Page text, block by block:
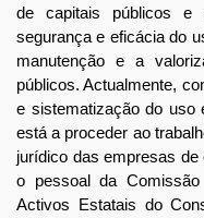
de capitais públicos e
segurança e eficácia do
manutenção e a
públicos. Actualmente,
e sistematização do uso
está a proceder ao
jurídico das empresas de
o pessoal da
Activos Estatais do